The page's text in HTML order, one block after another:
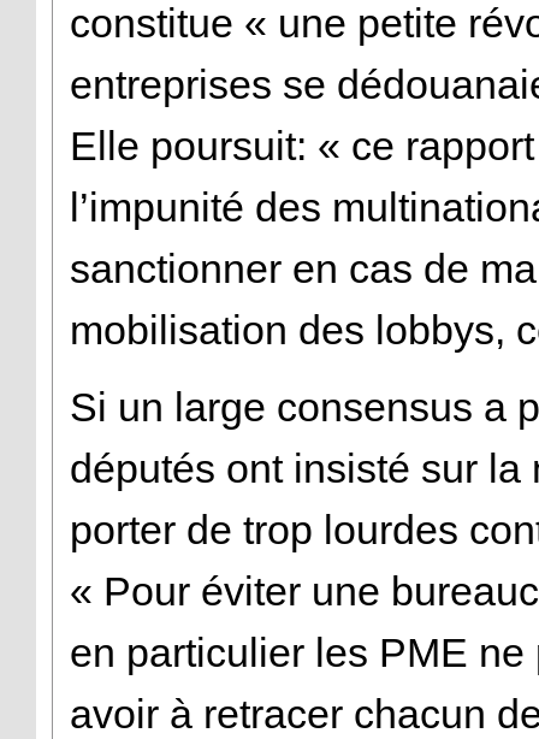
constitue « une petite
entreprises se
Elle poursuit: « ce
l’impunité des
sanctionner en cas de
mobilisation des lobbys,
Si un large consensus a
députés ont insisté sur
porter de trop lourdes
« Pour éviter une
en particulier les PME
avoir à retracer chacun